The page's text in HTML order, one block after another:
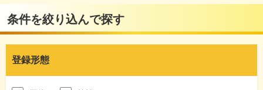
条件を絞り込んで探す
登録形態